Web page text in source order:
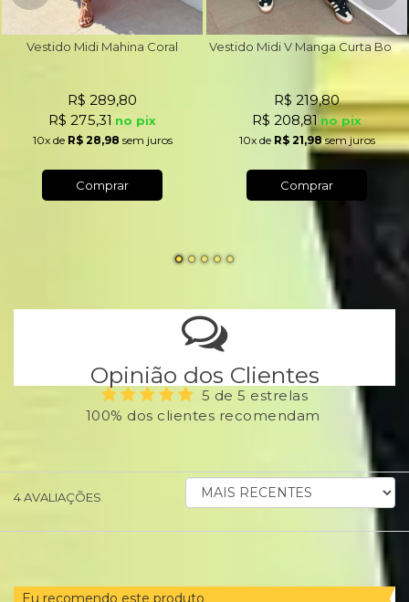
Vestido Midi Mahina Coral
R$ 289,80
R$ 275,31 no pix
10xde R$ 28,98 sem juros
Comprar
V
estido Midi V Manga Curta Bordô
R$ 219,80
R$ 208,81 no pix
10xde R$ 21,98sem juros
Comprar
Opinião dos Clientes
5 de 5 estrelas
100% dos clientes recomendam
4AVALIAÇÕES
ORDENAR
AVALIAÇÕES
Eu recomendo este produto